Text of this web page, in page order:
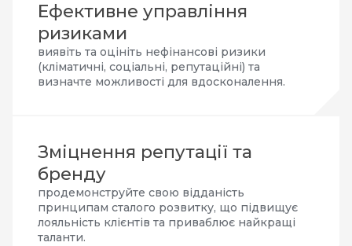
Ефективне управління
ризиками
виявіть та оцініть нефінансові ризики
(кліматичні, соціальні, репутаційні) та
визначте можливості для вдосконалення.
Зміцнення репутації та
бренду
продемонструйте свою відданість
принципам сталого розвитку, що підвищує
лояльність клієнтів та приваблює найкращі
таланти.